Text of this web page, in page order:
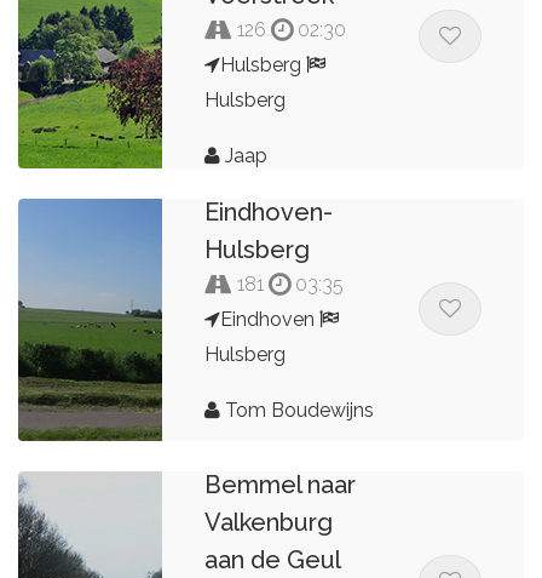
126
02:30
Hulsberg
Hulsberg
Jaap
Eindhoven-
Hulsberg
181
03:35
Eindhoven
Hulsberg
Tom Boudewijns
Bemmel naar
Valkenburg
aan de Geul